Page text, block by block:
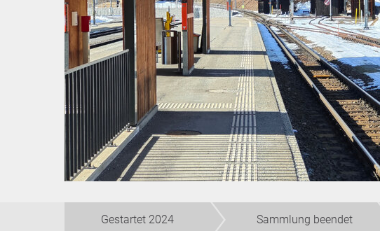
Gestartet 2024 Sammlung beendet